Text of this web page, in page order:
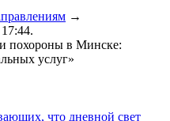
→
похороны в Минске:
услуг»
что дневной свет